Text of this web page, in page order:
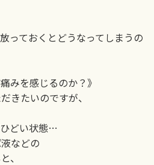
っておくとどうなってしまうの
みを感じるのか？》
きたいのですが、
どい状態…
などの
、